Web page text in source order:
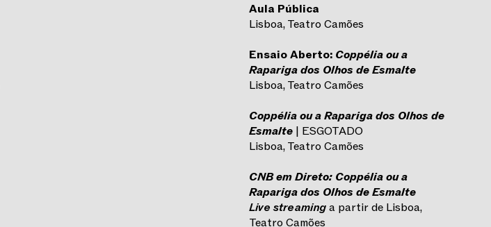
Aula Pública
Lisboa, Teatro Camões
Ensaio Aberto: Coppélia ou a
Rapariga dos Olhos de Esmalte
Lisboa, Teatro Camões
Coppélia ou a Rapariga dos Olhos de
Esmalte | ESGOTADO
Lisboa, Teatro Camões
CNB em Direto: Coppélia ou a
Rapariga dos Olhos de Esmalte
Live streaminga partir de Lisboa,
Teatro Camões